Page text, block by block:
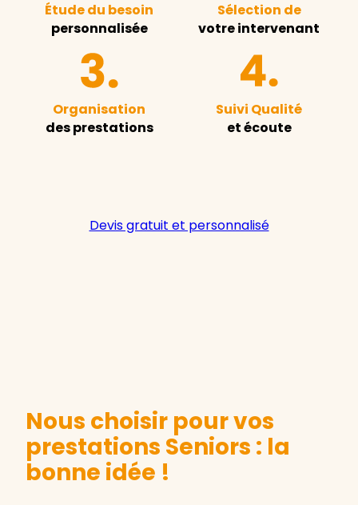
Étude du besoin
personnalisée
Sélection de
votre intervenant
Organisation
des prestations
Suivi Qualité
et écoute
Devis gratuit et personnalisé
Nous choisir pour vos
prestations Seniors : la
bonne idée !